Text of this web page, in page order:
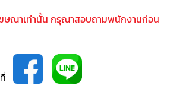
ฆษณาเท่านั้น กรุณาสอบถามพนักงานก่อน